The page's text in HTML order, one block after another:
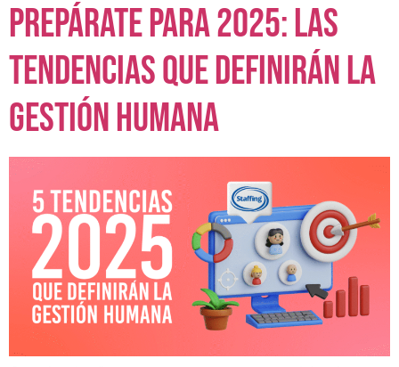
Prepárate para 2025: las
tendencias que definirán la
gestión humana